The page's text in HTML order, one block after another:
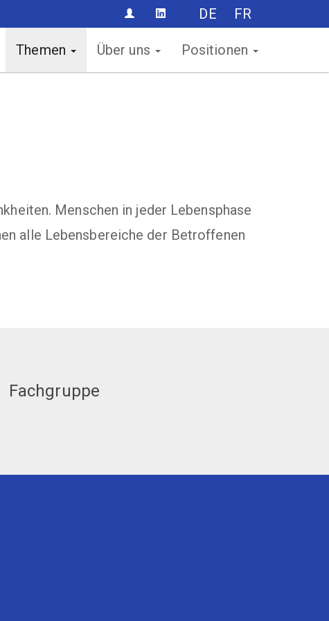
CONTACT DE FR
Themen Über uns Positionen
Menschen in jeder Lebensphase
alle Lebensbereiche der Betroffenen
Fachgruppe